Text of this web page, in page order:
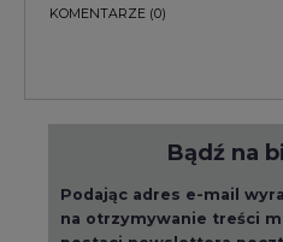
KOMENTARZE (0)
Bądź na
Podając adres e-mail
na otrzymywanie treści